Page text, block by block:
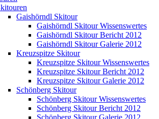
Gaishörndl Skitour
Gaishörndl Skitour Wissenswertes
Gaishörndl Skitour Bericht 2012
Gaishörndl Skitour Galerie 2012
Kreuzspitze Skitour
Kreuzspitze Skitour Wissenswertes
Kreuzspitze Skitour Bericht 2012
Kreuzspitze Skitour Galerie 2012
Schönberg Skitour
Schönberg Skitour Wissenswertes
Schönberg Skitour Bericht 2012